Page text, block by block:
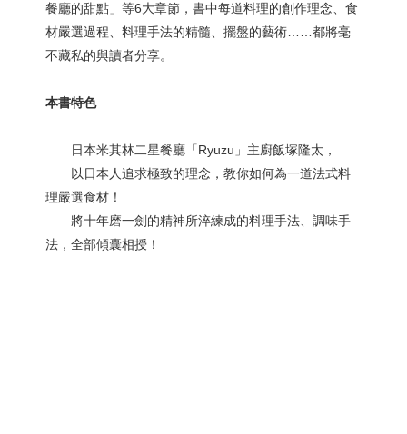
餐廳的甜點」等6大章節，書中每道料理的創作理念、食
材嚴選過程、料理手法的精髓、擺盤的藝術……都將毫
不藏私的與讀者分享。
本書特色
日本米其林二星餐廳「Ryuzu」主廚飯塚隆太，
以日本人追求極致的理念，教你如何為一道法式料
理嚴選食材！
將十年磨一劍的精神所淬練成的料理手法、調味手
法，全部傾囊相授！